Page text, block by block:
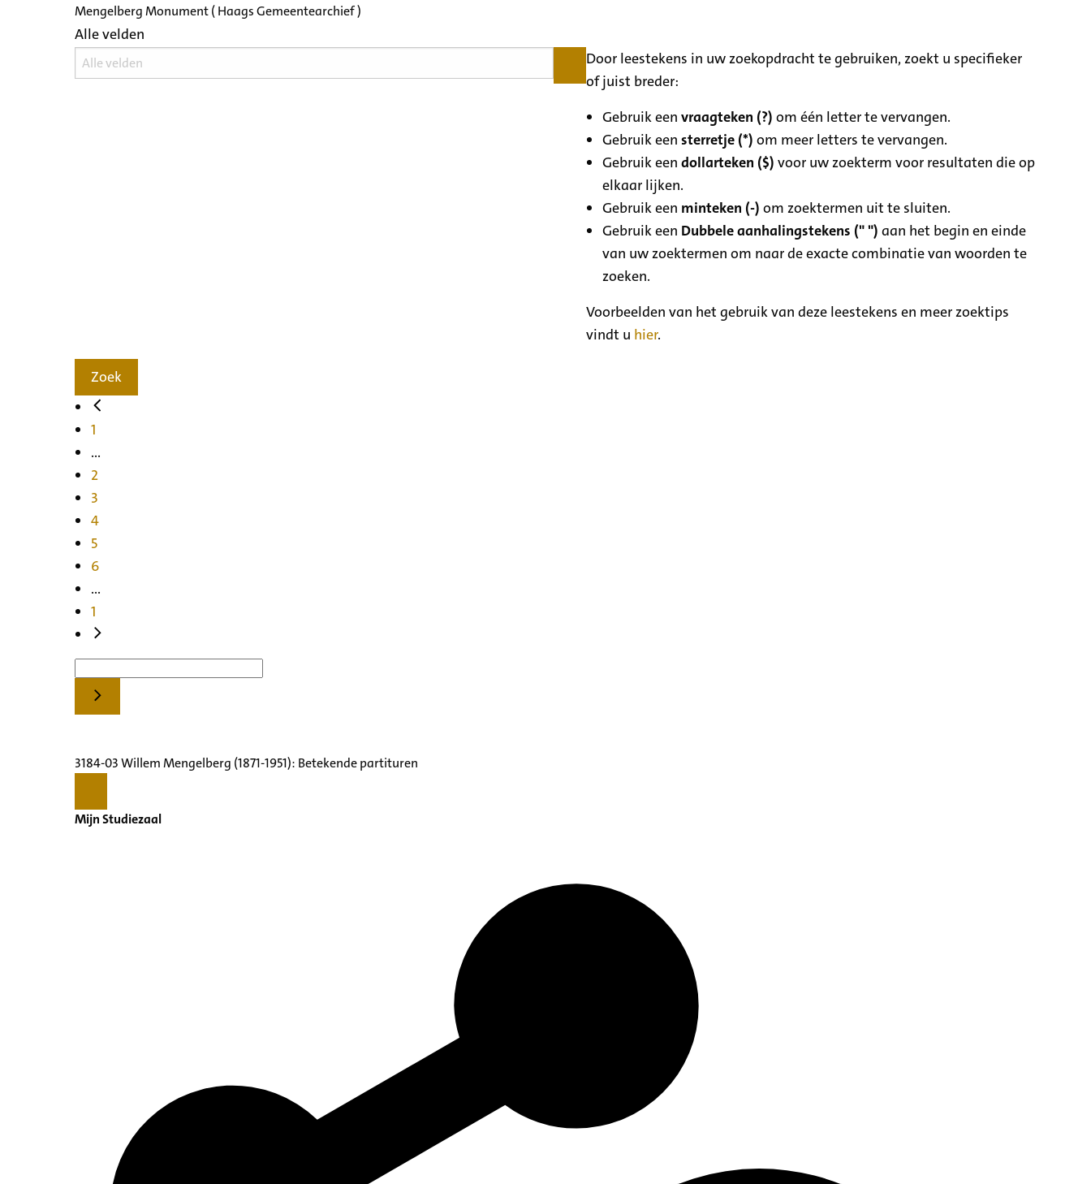
Mengelberg Monument ( Haags Gemeentearchief )
Alle velden
Door leestekens in uw zoekopdracht te gebruiken, zoekt u specifieker
of juist breder:
Gebruik eenvraagteken (?) om één letter te vervangen.
Gebruik eensterretje (*) om meer letters te vervangen.
Gebruik eendollarteken ($) voor uw zoekterm voor resultaten die op
elkaar lijken.
Gebruik een minteken (-) om zoektermen uit te sluiten.
Gebruik een Dubbele aanhalingstekens (" ") aan het begin en einde
van uw zoektermen om naar de exacte combinatie van woorden te
zoeken.
Voorbeelden van het gebruik van deze leestekens en meer zoektips
vindt u hier.
Zoek
1
...
2
3
4
5
6
...
1
3184-03 Willem Mengelberg (1871-1951): Betekende partituren
Mijn Studiezaal